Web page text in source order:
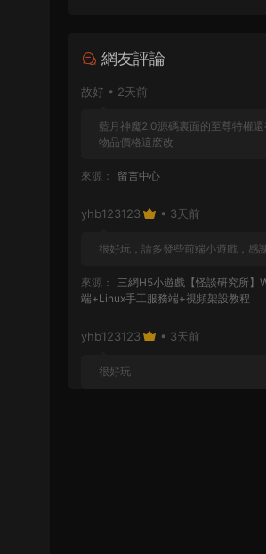
網友評論
故好 • 2天前
藍月神魔2.0源碼裏面的至尊特權
物品價格這麽改
來源： 留言中心
yhb123123 • 3天前
很好玩，請多發些前端小遊戲，感
來源：
三網H5小遊戲【怪談研究所】
端+Linux手工服務端+視頻架設教程
yhb123123 • 3天前
很好玩